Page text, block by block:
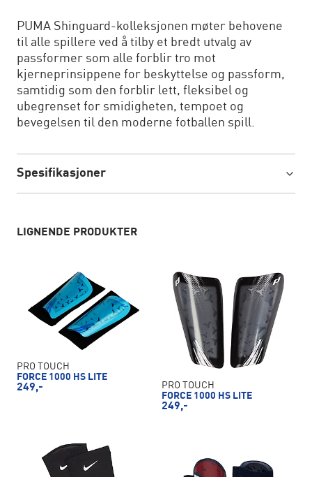
PUMA Shinguard-kolleksjonen møter behovene
til alle spillere ved å tilby et bredt utvalg av
passformer som alle forblir tro mot
kjerneprinsippene for beskyttelse og passform,
samtidig som den forblir lett, fleksibel og
ubegrenset for smidigheten, tempoet og
bevegelsen til den moderne fotballen spill.
Spesifikasjoner
LIGNENDE PRODUKTER
PRO TOUCH
FORCE 1000 HS LITE
249,-
PRO TOUCH
FORCE 1000 HS LITE
249,-